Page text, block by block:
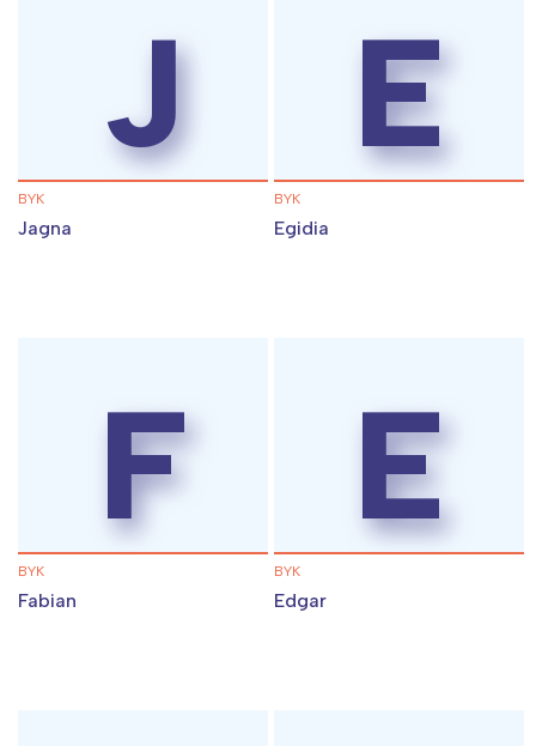
J
BYK
Jagna
E
BYK
Egidia
F
BYK
Fabian
E
BYK
Edgar